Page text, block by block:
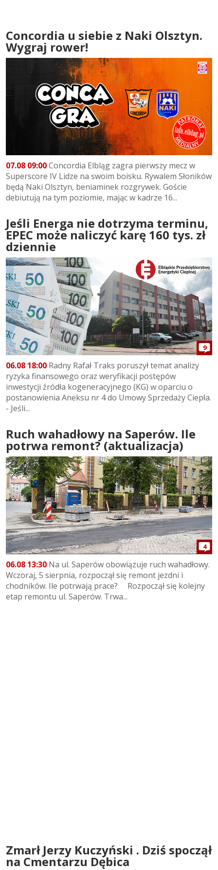
Concordia u siebie z Naki Olsztyn.
Wygraj rower!
07.08 09:00Concordia Elbląg zagra pierwszy mecz w
Superscore IV Lidze na swoim boisku. Rywalem Słoników
będą Naki Olsztyn, beniaminek rozgrywek. Goście
debiutują na tym poziomie, mając w kadrze 16...
Jeśli Energa nie dotrzyma terminu,
EPEC może naliczyć karę 160 tys. zł
dziennie
9
06.08 18:00 Radny Rafał Traks poruszył temat analizy
ryzyka finansowego oraz weryfikacji postępów
inwestycji źródła kogeneracyjnego (KG) w oparciu o
postanowienia Aneksu nr 4 do Umowy Sprzedaży Ciepła.
- Jeśli...
Ruch wahadłowy na Saperów. Ile
potrwa remont? (aktualizacja)
4
06.08 13:30 Na ul. Saperów obowiązuje ruch wahadłowy.
Wczoraj, 5 sierpnia, rozpoczął się remont jezdni i
chodników. Ile potrwają prace? Rozpoczął się kolejny
etap remontu ul. Saperów. Trwa...
Zmarł Jerzy Kuczyński . Dziś spoczął
na Cmentarzu Dębica